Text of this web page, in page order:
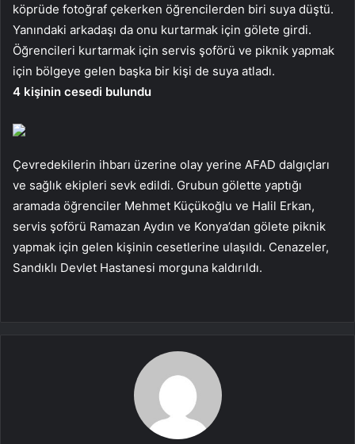
köprüde fotoğraf çekerken öğrencilerden biri suya düştü.
Yanındaki arkadaşı da onu kurtarmak için gölete girdi.
Öğrencileri kurtarmak için servis şoförü ve piknik yapmak
için bölgeye gelen başka bir kişi de suya atladı.
4 kişinin cesedi bulundu
Çevredekilerin ihbarı üzerine olay yerine AFAD dalgıçları
ve sağlık ekipleri sevk edildi. Grubun gölette yaptığı
aramada öğrenciler Mehmet Küçükoğlu ve Halil Erkan,
servis şoförü Ramazan Aydın ve Konya’dan gölete piknik
yapmak için gelen kişinin cesetlerine ulaşıldı. Cenazeler,
Sandıklı Devlet Hastanesi morguna kaldırıldı.